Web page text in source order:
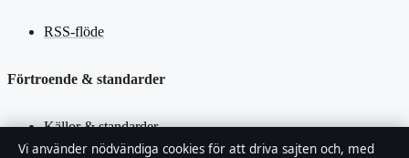
RSS-flöde
Förtroende & standarder
Källor & standarder
Vi använder nödvändiga cookies för att driva sajten och, med